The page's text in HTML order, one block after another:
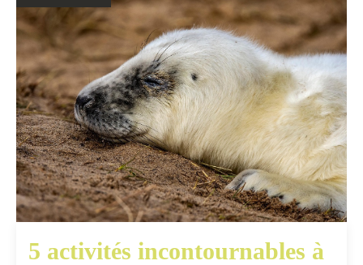
5 activités incontournables à